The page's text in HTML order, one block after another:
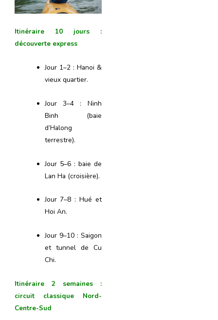
Itinéraire 10 jours :
découverte express
Jour 1–2 : Hanoi &
vieux quartier.
Jour 3–4 : Ninh
Binh (baie
d’Halong
terrestre).
Jour 5–6 : baie de
Lan Ha (croisière).
Jour 7–8 : Hué et
Hoi An.
Jour 9–10 : Saigon
et tunnel de Cu
Chi.
Itinéraire 2 semaines :
circuit classique Nord-
Centre-Sud